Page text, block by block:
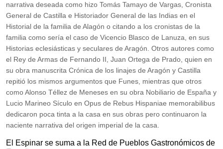
narrativa deseada como hizo Tomás Tamayo de Vargas, Cronista
General de Castilla e Historiador General de las Indias en el
Historial de la familia de Alagón o citando a los cronistas de la
familia como sería el caso de Vicencio Blasco de Lanuza, en sus
Historias eclesiásticas y seculares de Aragón. Otros autores como
el Rey de Armas de Fernando II, Juan Ortega de Prado, quien en
su obra manuscrita Crónica de los linajes de Aragón y Castilla
repitió los mismos argumentos que Funes, mientras que otros
como Alonso Téllez de Meneses en su obra Nobiliario de España y
Lucio Marineo Sículo en Opus de Rebus Hispaniae memorabilibus
dedicaron poca tinta a la casa en sus obras pero continuaron la
naciente narrativa del origen imperial de la casa.
El Espinar se suma a la Red de Pueblos Gastronómicos de